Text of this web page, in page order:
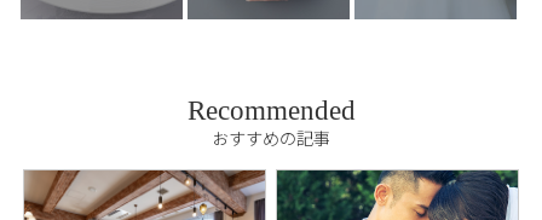
Recommended
おすすめの記事